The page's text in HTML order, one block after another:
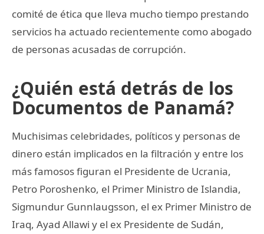
comité de ética que lleva mucho tiempo prestando
servicios ha actuado recientemente como abogado
de personas acusadas de corrupción.
¿Quién está detrás de los
Documentos de Panamá?
Muchisimas celebridades, políticos y personas de
dinero están implicados en la filtración y entre los
más famosos figuran el Presidente de Ucrania,
Petro Poroshenko, el Primer Ministro de Islandia,
Sigmundur Gunnlaugsson, el ex Primer Ministro de
Iraq, Ayad Allawi y el ex Presidente de Sudán,